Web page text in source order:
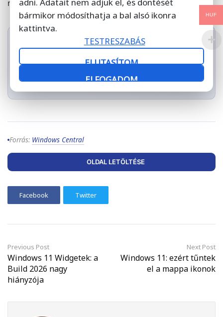
munkakörnyezetben valós kockázatot jelent.
Ön már telepítette a júniusi Windows frissítést?
Ha vállalati Windows vagy Office szoftverre van
szüksége eredeti licenccel,
Soft.Direct kínálatát.
Forrás: Windows Central
OLDAL LETÖLTÉSE
Facebook Twitter
Previous Post
Windows 11 Widgetek: a
Build 2026 nagy
hiányzója
Next Post
Windows 11: ezért tűntek
el a mappa ikonok
HUF
bármikor módosíthatja a bal alsó ikonra
kattintva.
TESTRESZABÁS
ELUTASÍTOM
ELFOGADOM